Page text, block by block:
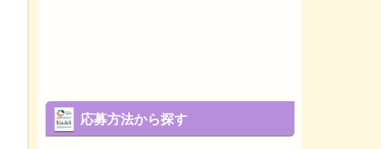
応募方法から探す